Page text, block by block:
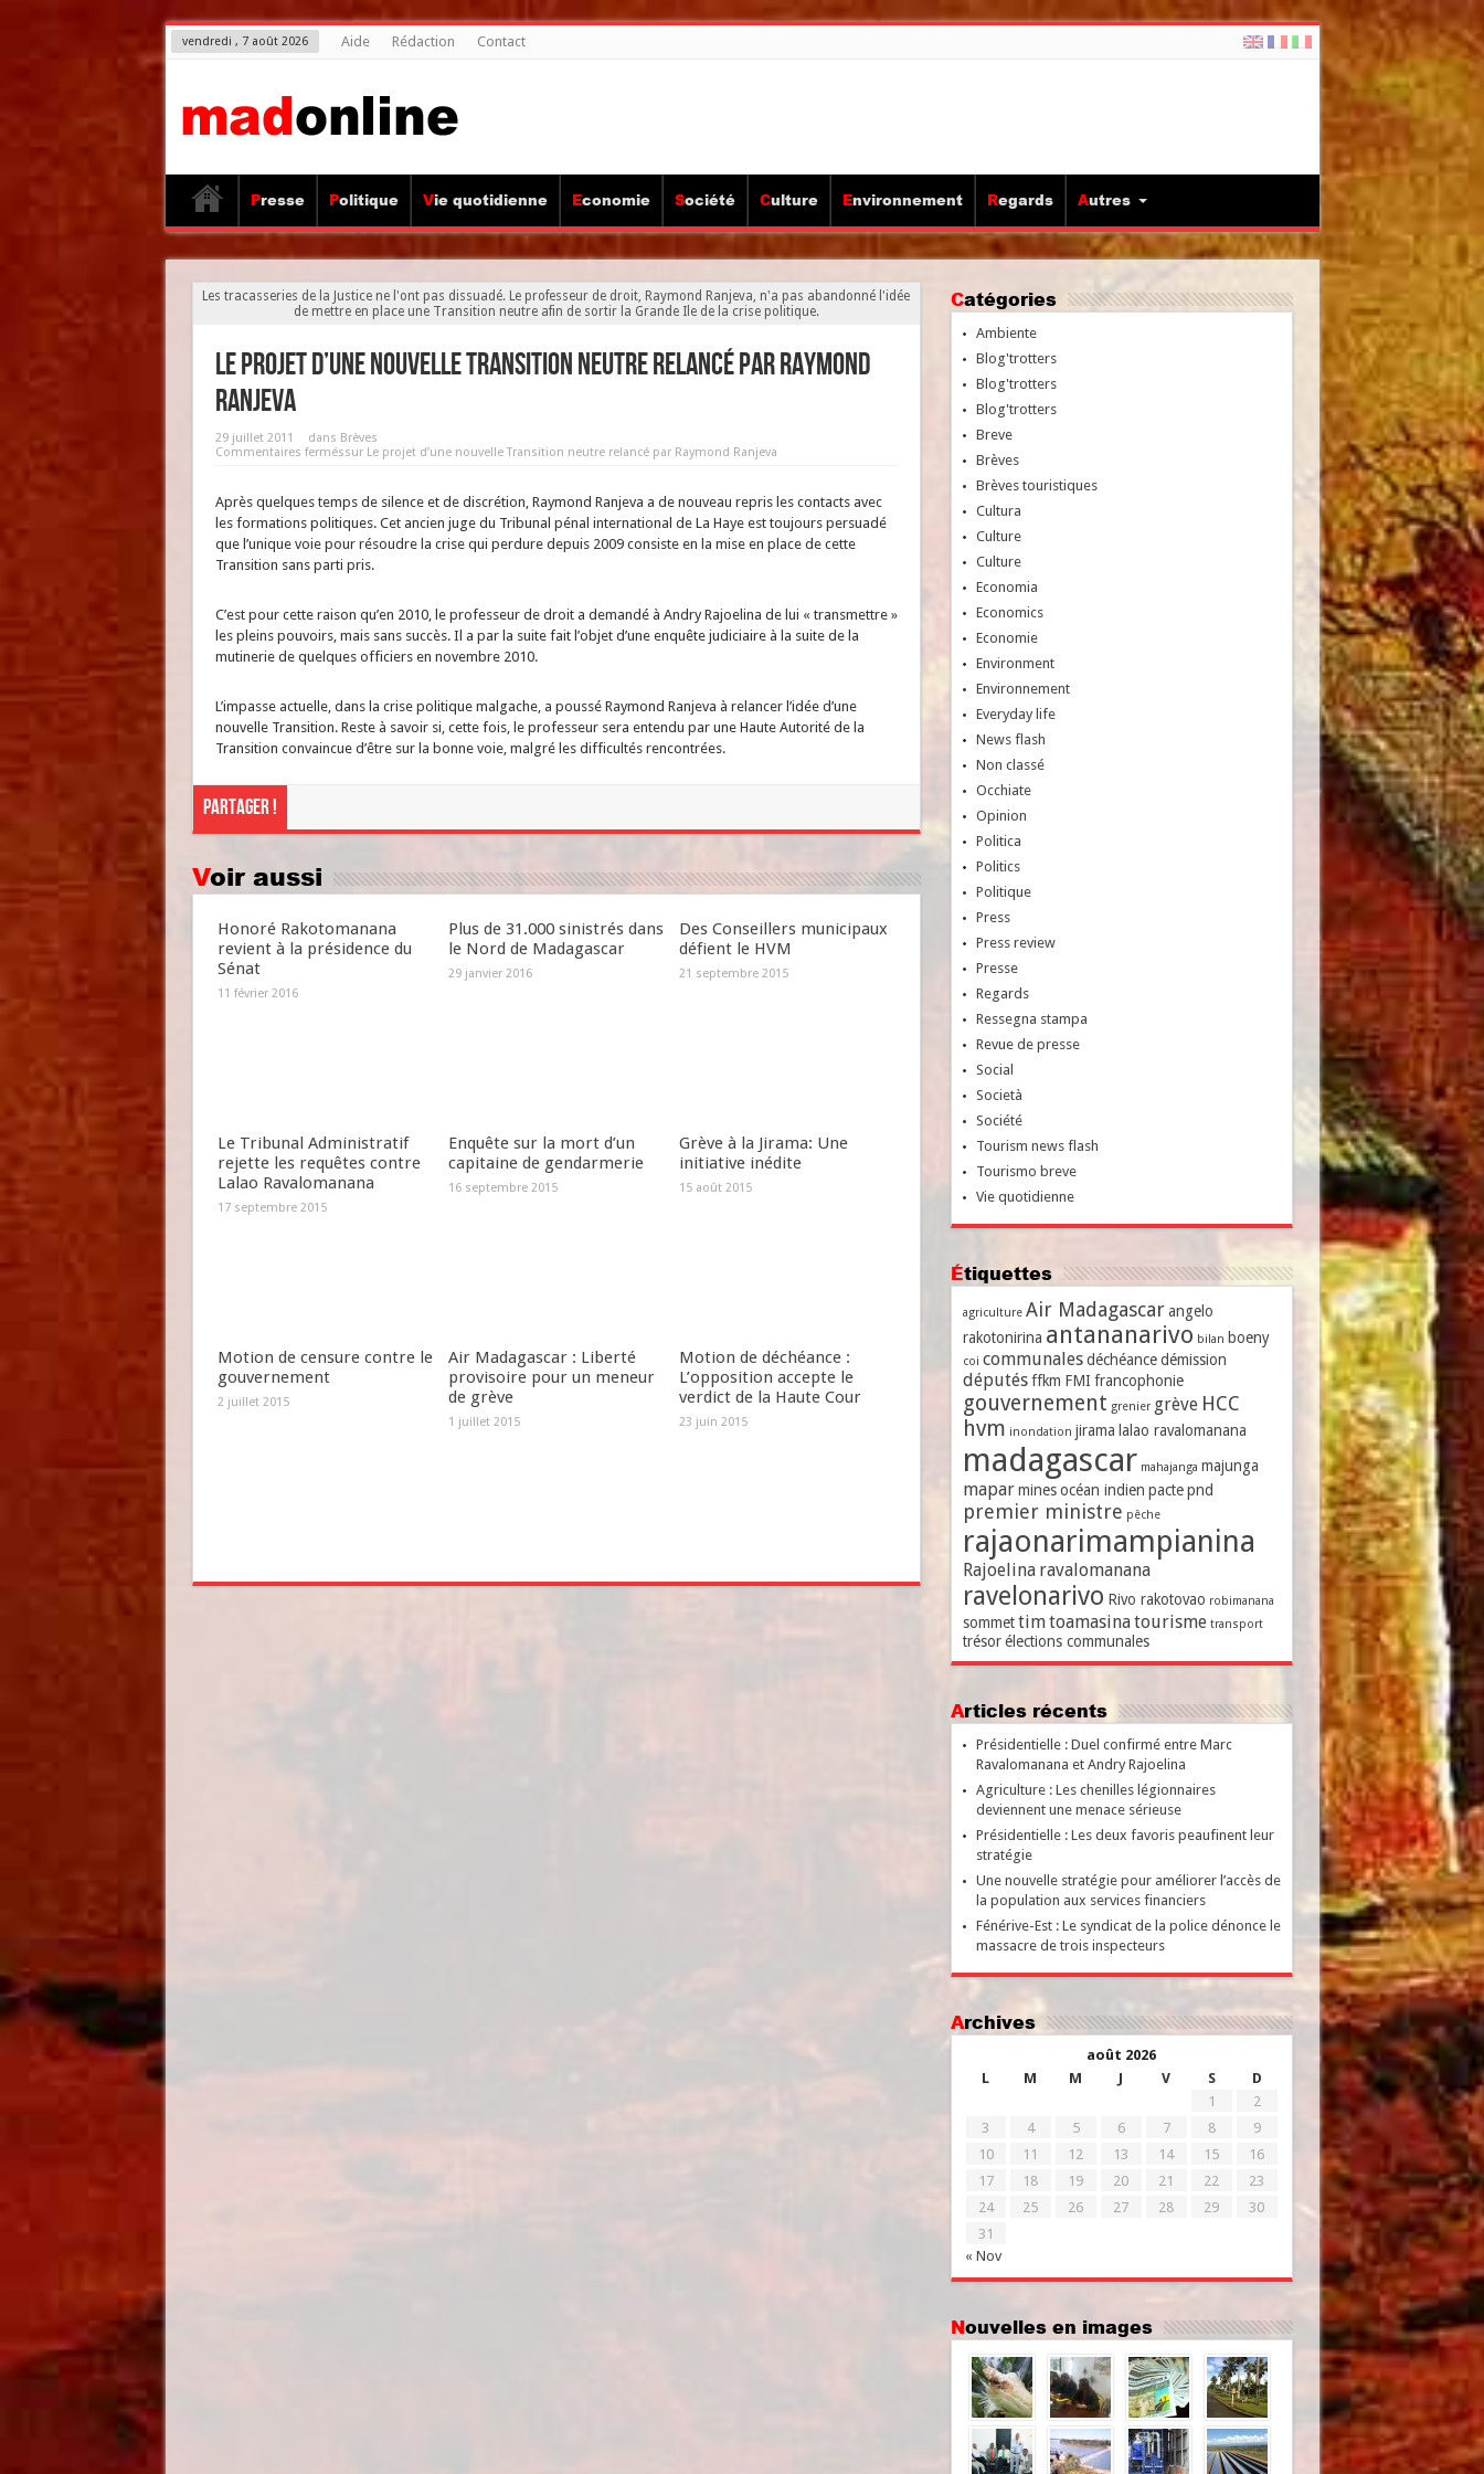
vendredi , 7 août 2026 Aide Rédaction Contact
Presse Politique Vie quotidienne Economie Société Culture Environnement Regards Autres
Les tracasseries de la Justice ne l'ont pas dissuadé. Le professeur de droit, Raymond Ranjeva, n'a pas abandonné l'idée
de mettre en place une Transition neutre afin de sortir la Grande Ile de la crise politique.
Le projet d’une nouvelle Transition neutre relancé par Raymond
Ranjeva
29 juillet 2011 dans Brèves
Commentaires ferméssur Le projet d’une nouvelle Transition neutre relancé par Raymond Ranjeva
Après quelques temps de silence et de discrétion, Raymond Ranjeva a de nouveau repris les contacts avec
les formations politiques. Cet ancien juge du Tribunal pénal international de La Haye est toujours persuadé
que l’unique voie pour résoudre la crise qui perdure depuis 2009 consiste en la mise en place de cette
Transition sans parti pris.
C’est pour cette raison qu’en 2010, le professeur de droit a demandé à Andry Rajoelina de lui « transmettre »
les pleins pouvoirs, mais sans succès. Il a par la suite fait l’objet d’une enquête judiciaire à la suite de la
mutinerie de quelques officiers en novembre 2010.
L’impasse actuelle, dans la crise politique malgache, a poussé Raymond Ranjeva à relancer l’idée d’une
nouvelle Transition. Reste à savoir si, cette fois, le professeur sera entendu par une Haute Autorité de la
Transition convaincue d’être sur la bonne voie, malgré les difficultés rencontrées.
Partager !
Voir aussi
Honoré Rakotomanana
revient à la présidence du
Sénat
11 février 2016
Plus de 31.000 sinistrés dans
le Nord de Madagascar
29 janvier 2016
Des Conseillers municipaux
défient le HVM
21 septembre 2015
Le Tribunal Administratif
rejette les requêtes contre
Lalao Ravalomanana
17 septembre 2015
Enquête sur la mort d’un
capitaine de gendarmerie
16 septembre 2015
Grève à la Jirama: Une
initiative inédite
15 août 2015
Motion de censure contre le
gouvernement
2 juillet 2015
Air Madagascar : Liberté
provisoire pour un meneur
de grève
1 juillet 2015
Motion de déchéance :
L’opposition accepte le
verdict de la Haute Cour
23 juin 2015
Catégories
Ambiente
Blog'trotters
Blog'trotters
Blog'trotters
Breve
Brèves
Brèves touristiques
Cultura
Culture
Culture
Economia
Economics
Economie
Environment
Environnement
Everyday life
News flash
Non classé
Occhiate
Opinion
Politica
Politics
Politique
Press
Press review
Presse
Regards
Ressegna stampa
Revue de presse
Social
Società
Société
Tourism news flash
Tourismo breve
Vie quotidienne
Étiquettes
agriculture Air Madagascar angelo
rakotonirina antananarivo bilan boeny
coi communales déchéance démission
députés ffkm FMI francophonie
gouvernement grenier grève HCC
hvm inondation jirama lalao ravalomanana
madagascar mahajanga majunga
mapar mines océan indien pacte pnd
premier ministre pêche
rajaonarimampianina
Rajoelina ravalomanana
ravelonarivo Rivo rakotovao robimanana
sommet timtoamasinatourisme transport
trésor élections communales
Articles récents
Présidentielle : Duel confirmé entre Marc
Ravalomanana et Andry Rajoelina
Agriculture : Les chenilles légionnaires
deviennent une menace sérieuse
Présidentielle : Les deux favoris peaufinent leur
stratégie
Une nouvelle stratégie pour améliorer l’accès de
la population aux services financiers
Fénérive-Est : Le syndicat de la police dénonce le
massacre de trois inspecteurs
Archives
août 2026
L
M M J V S D
« Nov
1
2
3
4 5 6 7 8
9
10
11 12 13 14 15
16
17
18 19 20 21 22
23
24
25 26 27 28 29
30
31
Nouvelles en images